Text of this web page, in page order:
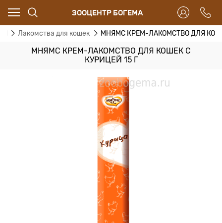
ЗООЦЕНТР БОГЕМА
Лакомства для кошек МНЯМС КРЕМ-ЛАКОМСТВО ДЛЯ
МНЯМС КРЕМ-ЛАКОМСТВО ДЛЯ КОШЕК С
КУРИЦЕЙ 15 Г